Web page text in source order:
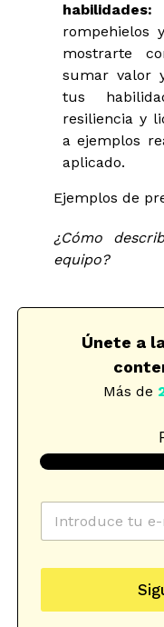
habilidades:
rompehielos
mostrarte
sumar valor
tus
resiliencia y
a ejemplos
aplicado.
Ejemplos de
¿Cómo
equipo?
Únete a
Más de
C
r
e